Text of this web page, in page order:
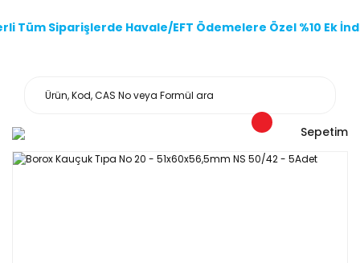
Tüm Siparişlerde Havale/EFT Ödemelere Özel %10 Ek
Sepetim